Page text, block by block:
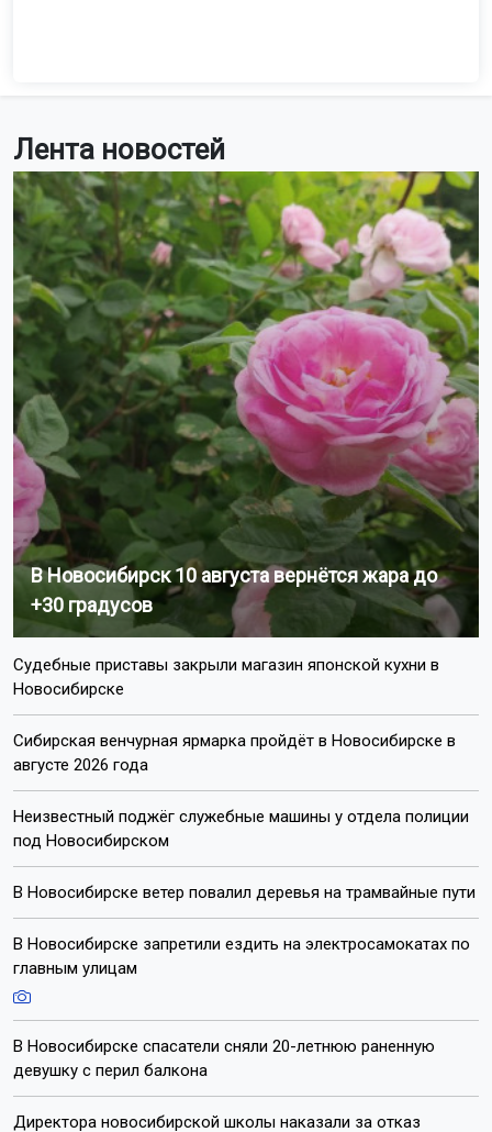
Лента новостей
В Новосибирск 10 августа вернётся жара до
+30 градусов
Судебные приставы закрыли магазин японской кухни в
Новосибирске
Сибирская венчурная ярмарка пройдёт в Новосибирске в
августе 2026 года
Неизвестный поджёг служебные машины у отдела полиции
под Новосибирском
В Новосибирске ветер повалил деревья на трамвайные пути
В Новосибирске запретили ездить на электросамокатах по
главным улицам
В Новосибирске спасатели сняли 20-летнюю раненную
девушку с перил балкона
Директора новосибирской школы наказали за отказ